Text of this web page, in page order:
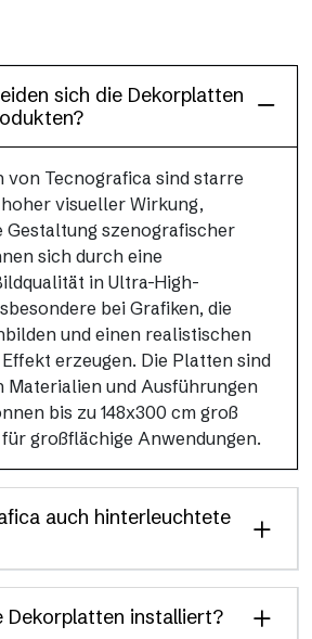
sich die Dekorplatten
von Tecnografica sind starre
visueller Wirkung,
Gestaltung szenografischer
sich durch eine
in Ultra-High-
bei Grafiken, die
und einen realistischen
erzeugen. Die Platten sind
Materialien und Ausführungen
bis zu 148x300 cm groß
großflächige Anwendungen.
auch hinterleuchtete
Dekorplatten installiert?